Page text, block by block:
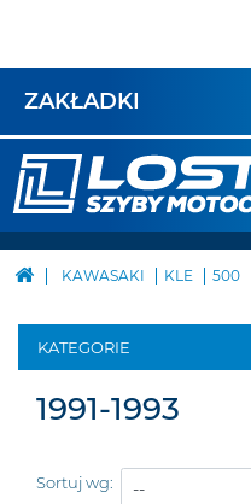
ZAKŁADKI
KAWASAKI KLE 500
KATEGORIE
1991-1993
Sortuj wg: